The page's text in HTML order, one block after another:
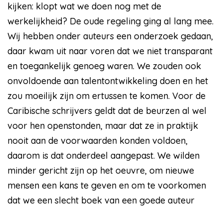
kijken: klopt wat we doen nog met de
werkelijkheid? De oude regeling ging al lang mee.
Wij hebben onder auteurs een onderzoek gedaan,
daar kwam uit naar voren dat we niet transparant
en toegankelijk genoeg waren. We zouden ook
onvoldoende aan talentontwikkeling doen en het
zou moeilijk zijn om ertussen te komen. Voor de
Caribische schrijvers geldt dat de beurzen al wel
voor hen openstonden, maar dat ze in praktijk
nooit aan de voorwaarden konden voldoen,
daarom is dat onderdeel aangepast. We wilden
minder gericht zijn op het oeuvre, om nieuwe
mensen een kans te geven en om te voorkomen
dat we een slecht boek van een goede auteur